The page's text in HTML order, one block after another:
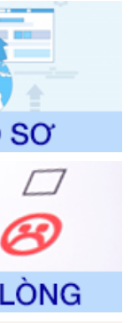
nội bộ, quy
lĩnh vực Du
Văn hóa, Thể
chính sửa
quy trình điện tử
đổi khí hậu
và Môi
được sửa
trình điện tử
Luật sư thuộc